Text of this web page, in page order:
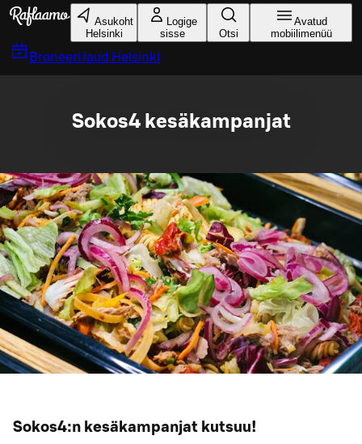
Liigu peamise sisu juurde
Asukoht
Helsinki
Logige
sisse
Otsi
Avatud
mobiilimenüü
Broneeri laud Helsinki
Sokos4 kesäkampanjat
Sokos4:n kesäkampanjat kutsuu!